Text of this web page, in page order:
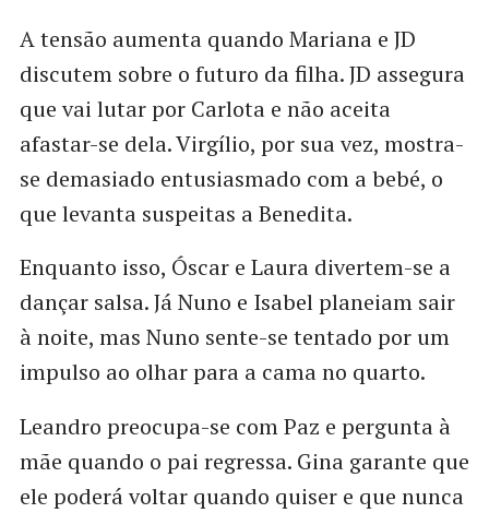
A tensão aumenta quando Mariana e JD
discutem sobre o futuro da filha. JD assegura
que vai lutar por Carlota e não aceita
afastar-se dela. Virgílio, por sua vez, mostra-
se demasiado entusiasmado com a bebé, o
que levanta suspeitas a Benedita.
Enquanto isso, Óscar e Laura divertem-se a
dançar salsa. Já Nuno e Isabel planeiam sair
à noite, mas Nuno sente-se tentado por um
impulso ao olhar para a cama no quarto.
Leandro preocupa-se com Paz e pergunta à
mãe quando o pai regressa. Gina garante que
ele poderá voltar quando quiser e que nunca